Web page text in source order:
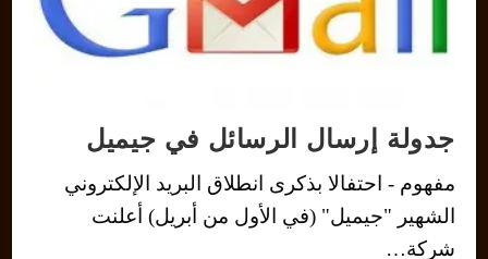
جدولة إرسال الرسائل في جيميل
مفهوم - احتفالا بذكرى انطلاق البريد الإلكتروني
الشهير "جيميل" (في الأول من أبريل) أعلنت
شركة…